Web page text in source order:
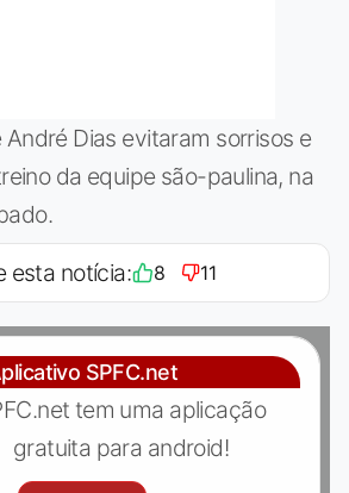
Dias evitaram sorrisos e
da equipe são-paulina, na
esta notícia: 8 11
SPFC.net
tem uma aplicação
gratuita para android!